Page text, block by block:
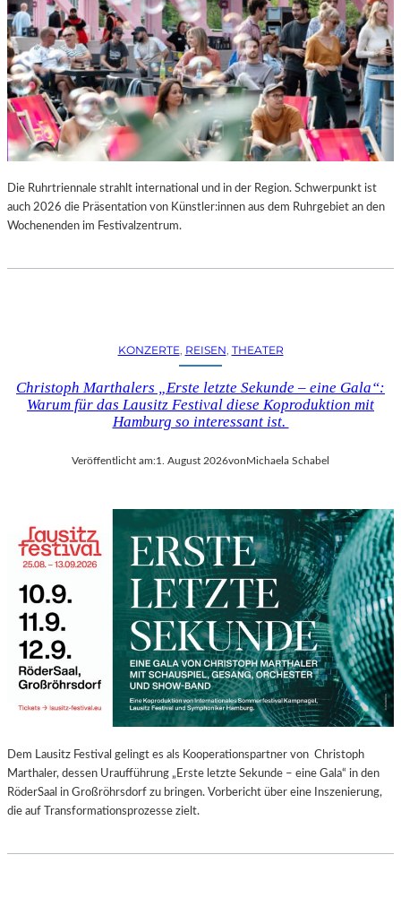
Die Ruhrtriennale strahlt international und in der Region. Schwerpunkt ist
auch 2026 die Präsentation von Künstler:innen aus dem Ruhrgebiet an den
Wochenenden im Festivalzentrum.
KONZERTE, REISEN, THEATER
Christoph Marthalers „Erste letzte Sekunde – eine Gala“:
Warum für das Lausitz Festival diese Koproduktion mit
Hamburg so interessant ist.
Veröffentlicht am:1. August 2026von Michaela Schabel
Dem Lausitz Festival gelingt es als Kooperationspartner von Christoph
Marthaler, dessen Uraufführung „Erste letzte Sekunde – eine Gala“ in den
RöderSaal in Großröhrsdorf zu bringen. Vorbericht über eine Inszenierung,
die auf Transformationsprozesse zielt.